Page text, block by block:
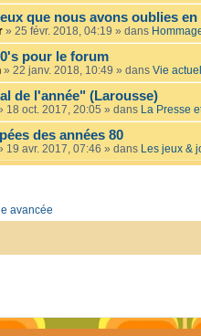
que nous avons oublies en
» 25 févr. 2018, 04:19 » dans
pour le forum
» 22 janv. 2018, 10:49 » dans Vie
de l'année" (Larousse)
18 oct. 2017, 20:05 » dans La Presse
des années 80
19 avr. 2017, 07:46 » dans Les jeux &
avancée